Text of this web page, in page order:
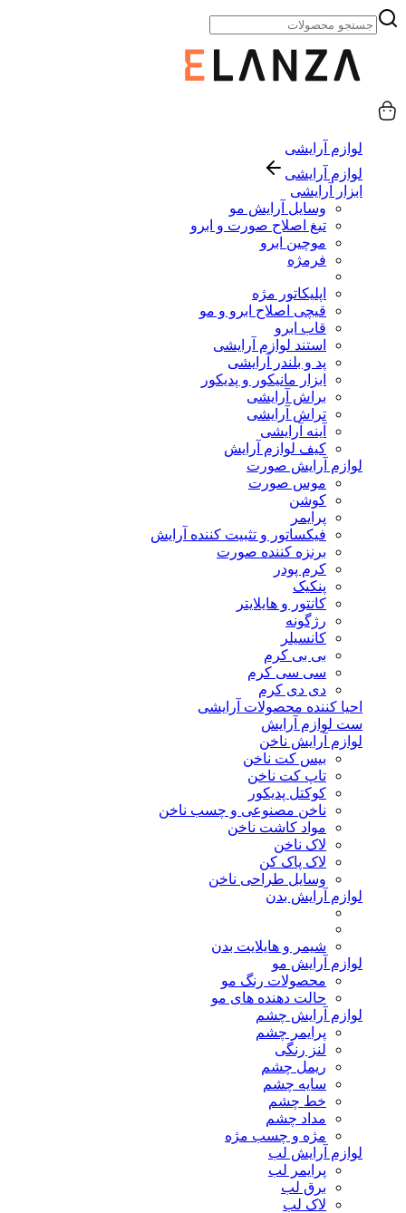
لوازم آرایشی
لوازم آرایشی
ابزار آرایشی
وسایل آرایش مو
تیغ اصلاح صورت و ابرو
موچین ابرو
فرمژه
اپلیکاتور مژه
قیچی اصلاح ابرو و مو
قاب ابرو
استند لوازم آرایشی
پد و بلندر آرایشی
ابزار مانیکور و پدیکور
براش آرایشی
تراش آرایشی
آینه آرایشی
کیف لوازم آرایش
لوازم آرایش صورت
موس صورت
کوشن
پرایمر
فیکساتور و تثبیت کننده آرایش
برنزه کننده صورت
کرم پودر
پنکیک
کانتور و هایلایتر
رژگونه
کانسیلر
بی بی کرم
سی سی کرم
دی دی کرم
احیا کننده محصولات آرایشی
ست لوازم آرایش
لوازم آرایش ناخن
بیس کت ناخن
تاپ کت ناخن
کوکتل پدیکور
ناخن مصنوعی و چسب ناخن
مواد کاشت ناخن
لاک ناخن
لاک پاک کن
وسایل طراحی ناخن
لوازم آرایش بدن
شیمر و هایلایت بدن
لوازم آرایش مو
محصولات رنگ مو
حالت دهنده های مو
لوازم آرایش چشم
پرایمر چشم
لنز رنگی
ریمل چشم
سایه چشم
خط چشم
مداد چشم
مژه و چسب مژه
لوازم آرایش لب
پرایمر لب
برق لب
لاک لب